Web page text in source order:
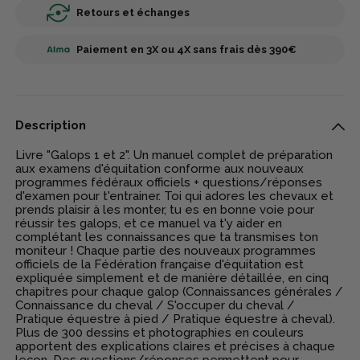
Retours et échanges
Paiement en 3X ou 4X sans frais dès 390€
Description
Livre "Galops 1 et 2". Un manuel complet de préparation
aux examens d'équitation conforme aux nouveaux
programmes fédéraux officiels + questions/réponses
d'examen pour t'entrainer. Toi qui adores les chevaux et
prends plaisir à les monter, tu es en bonne voie pour
réussir tes galops, et ce manuel va t'y aider en
complétant les connaissances que ta transmises ton
moniteur ! Chaque partie des nouveaux programmes
officiels de la Fédération française d'équitation est
expliquée simplement et de manière détaillée, en cinq
chapitres pour chaque galop (Connaissances générales /
Connaissance du cheval / S'occuper du cheval /
Pratique équestre à pied / Pratique équestre à cheval).
Plus de 300 dessins et photographies en couleurs
apportent des explications claires et précises à chaque